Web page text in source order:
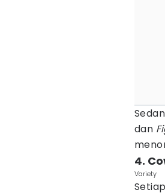
dan
4.
Variety